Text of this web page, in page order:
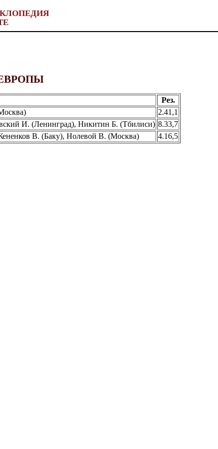
Рез.
2.41,1
И. (Ленинград), Никитин Б. (Тбилиси) 8.33,7
В. (Баку), Нолевой В. (Москва) 4.16,5